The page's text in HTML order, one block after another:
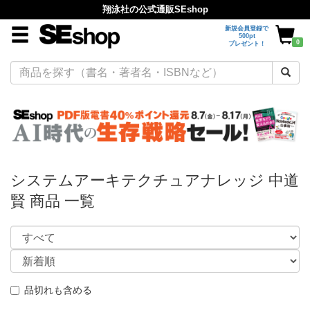
翔泳社の公式通販SEshop
新規会員登録で
500pt
プレゼント！
0
システムアーキテクチュアナレッジ 中道
賢 商品 一覧
品切れも含める